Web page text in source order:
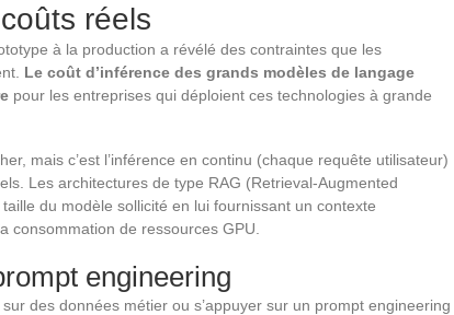
réels
à la production a révélé des contraintes que les
Le coût d’inférence des grands modèles de langage
pour les entreprises qui déploient ces technologies à grande
mais c’est l’inférence en continu (chaque requête utilisateur)
Les architectures de type RAG (Retrieval-Augmented
du modèle sollicité en lui fournissant un contexte
consommation de ressources GPU.
engineering
des données métier ou s’appuyer sur un prompt engineering